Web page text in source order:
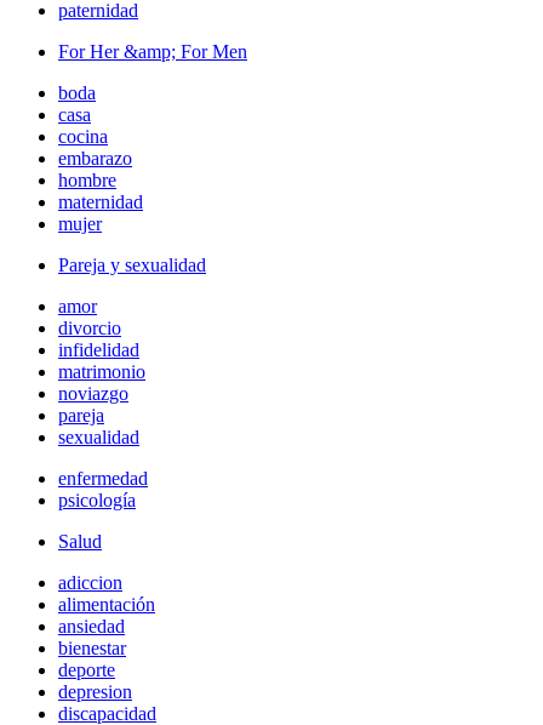
paternidad
For Her &amp; For Men
boda
casa
cocina
embarazo
hombre
maternidad
mujer
Pareja y sexualidad
amor
divorcio
infidelidad
matrimonio
noviazgo
pareja
sexualidad
enfermedad
psicología
Salud
adiccion
alimentación
ansiedad
bienestar
deporte
depresion
discapacidad